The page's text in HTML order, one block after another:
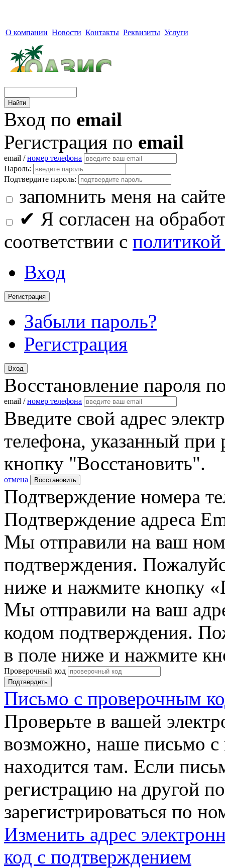
О компании Новости Контакты Реквизиты Услуги
Вход по email
Регистрация по email
email /номер телефона
Пароль:
Подтвердите пароль:
запомнить меня на сайте
✔ Я согласен на
соответствии с
Вход
Регистрация
Забыли пароль?
Регистрация
Вход
Восстановление пароля
email /номер телефона
Введите свой адрес
телефона, указанный при
кнопку "Восстановить".
отмена Восстановить
Подтверждение номера
Подтверждение адреса
Мы отправили на ваш
подтверждения.
ниже и нажмите кнопку
Мы отправили на ваш
кодом подтверждения.
в поле ниже и нажмите
Проверочный код
Подтвердить
Письмо с проверочным
Проверьте в вашей
возможно, наше письмо с
находится там. Если
регистрацию на другой
зарегистрироваться по
Изменить адрес
код с подтверждением